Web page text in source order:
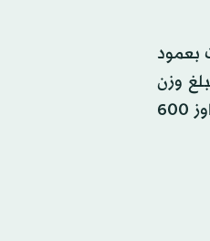
بعمود
وزن
المحركات نحو 70 كيلوغراماً، ويمكنها إنتاج قوة دفع قصوى تزيد عن 1000 نيوتن، مع درجات حرارة العادم التي تتجاوز 600